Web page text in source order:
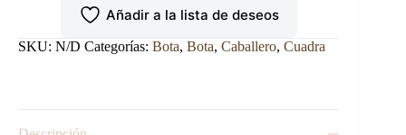
Añadir a la lista de deseos
SKU: N/D Categorías: Bota, Bota, Caballero, Cuadra